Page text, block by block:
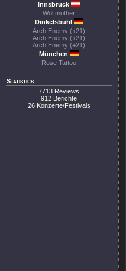
Innsbruck
Wolfmother
Dinkelsbühl
Arch Enemy (+21)
Arch Enemy (+21)
Arch Enemy (+21)
München
Rose Tattoo
Statistics
7713 Reviews
912 Berichte
26 Konzerte/Festivals